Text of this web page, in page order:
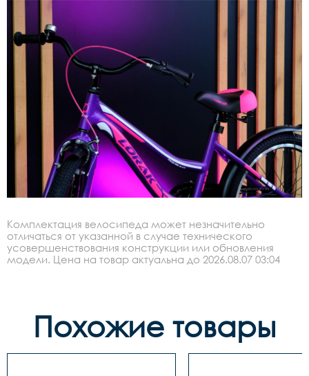
Комплектация велосипеда может незначительно
отличаться от указанной в случае технического
усовершенствования конструкции или обновления
модели. Цена на товар актуальна до 2026.08.07 03:04
Похожие товары